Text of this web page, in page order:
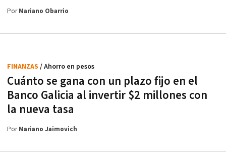
PorMariano Obarrio
Cuánto se gana con un plazo fijo en el
Banco Galicia al invertir $2 millones con
la nueva tasa
FINANZAS / Ahorro en pesos
PorMariano Jaimovich